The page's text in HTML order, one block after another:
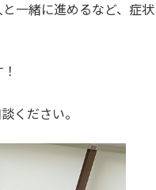
一緒に進めるなど、症状
ください。